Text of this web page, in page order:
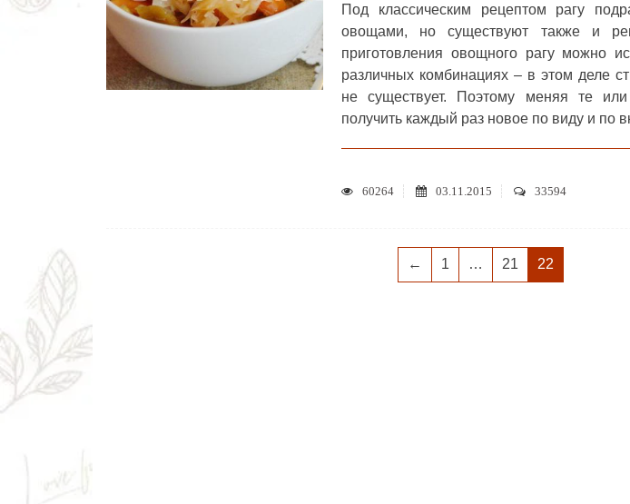
Под классическим рецептом рагу
овощами, но существуют также и
приготовления овощного рагу можно
различных комбинациях – в этом деле
не существует. Поэтому меняя те
получить каждый раз новое по виду и по
60264 03.11.2015 33594
← 1 … 21 22